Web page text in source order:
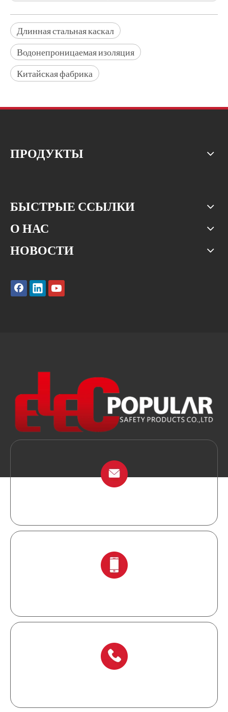
Длинная стальная каскал
Водонепроницаемая изоляция
Китайская фабрика
ПРОДУКТЫ
БЫСТРЫЕ ССЫЛКИ
О НАС
НОВОСТИ